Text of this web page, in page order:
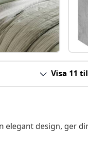
Visa 11
elegant design, ger